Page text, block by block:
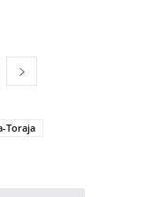
Toraja